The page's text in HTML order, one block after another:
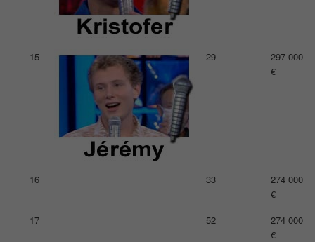
15 29
297 000
€
16 33
274 000
€
17
52
274 000
€